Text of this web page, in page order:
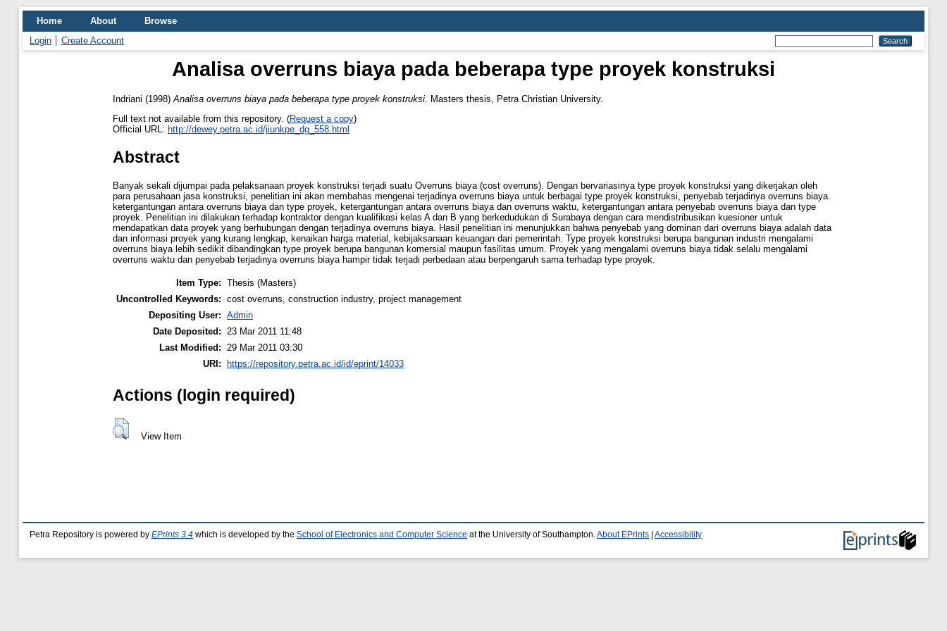
Home About
Browse
Login
Create Account
Analisa overruns biaya pada beberapa type proyek konstruksi
Indriani (1998) Analisa overruns biaya pada beberapa type proyek konstruksi.
Masters thesis, Petra Christian University.
Full text not available from this repository. (Request a copy)
Official URL: http://dewey.petra.ac.id/jiunkpe_dg_558.html
Abstract
Banyak sekali dijumpai pada pelaksanaan proyek konstruksi terjadi suatu Overruns biaya (cost overruns). Dengan bervariasinya type proyek konstruksi yang dikerjakan oleh
para perusahaan jasa konstruksi, penelitian ini akan membahas mengenai terjadinya overruns biaya untuk berbagai type proyek konstruksi, penyebab terjadinya overruns biaya.
ketergantungan antara overruns biaya dan type proyek, ketergantungan antara overruns biaya dan overruns waktu, ketergantungan antara penyebab overruns biaya dan type
proyek. Penelitian ini dilakukan terhadap kontraktor dengan kualifikasi kelas A dan B yang berkedudukan di Surabaya dengan cara mendistribusikan kuesioner untuk
mendapatkan data proyek yang berhubungan dengan terjadinya overruns biaya. Hasil penelitian ini menunjukkan bahwa penyebab yang dominan dari overruns biaya adalah data
dan informasi proyek yang kurang lengkap, kenaikan harga material, kebijaksanaan keuangan dari pemerintah. Type proyek konstruksi berupa bangunan industri mengalami
overruns biaya lebih sedikit dibandingkan type proyek berupa bangunan komersial maupun fasilitas umum. Proyek yang mengalami overruns biaya tidak selalu mengalami
overruns waktu dan penyebab terjadinya overruns biaya hampir tidak terjadi perbedaan atau berpengaruh sama terhadap type proyek.
Item Type: Thesis (Masters)
Uncontrolled Keywords: cost overruns, construction industry, project management
Depositing User: Admin
Date Deposited:
23 Mar 2011 11:48
Last Modified:
29 Mar 2011 03:30
URI: https://repository.petra.ac.id/id/eprint/14033
Actions (login required)
View Item
Petra Repository is powered by EPrints 3.4 which is developed by the School of Electronics and Computer Science at the University of Southampton. About EPrints Accessibility